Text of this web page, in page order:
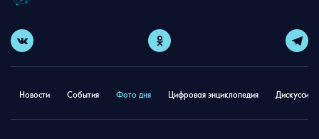
Новости События Фото дня Цифровая энциклопедия